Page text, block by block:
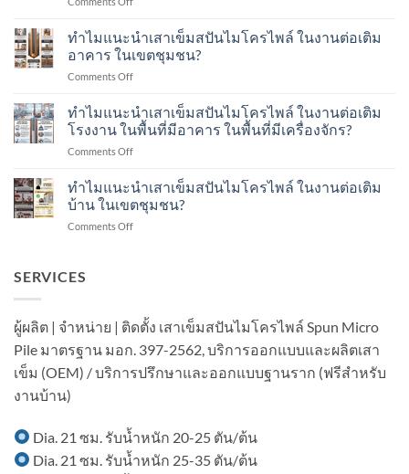
ไมโคร
(Spun
Micro
ใช้
งาน
ทดสอบ
น้ำ
หนัก
Dynamic
Load
ทำ
อย่างไร?
ทำไมแนะนำเสาเข็มสปันไมโครไพล์ ในงานต่อเติม
อาคาร ในเขตชุมชน?
Comments Offon
แนะนำ
เสา
เข็ม
ส
ไมโคร
ไพล์
ชุมชน?
ทำไมแนะนำเสาเข็มสปันไมโครไพล์ ในงานต่อเติม
โรงงาน ในพื้นที่มีอาคาร ในพื้นที่มีเครื่องจักร?
Comments Offon
แนะนำ
เข็ม
ส
ต่อ
โรงงาน
ใน
พื้นที่
มี
ทำไมแนะนำเสาเข็มสปันไมโครไพล์ ในงานต่อเติม
บ้าน ในเขตชุมชน?
Comments Offon
ปัน
ไมโคร
ไพล์
งาน
ใน
เขต
SERVICES
ผู้ผลิต | จำหน่าย | ติดตั้ง เสาเข็มสปันไมโครไพล์ Spun Micro
Pile มาตรฐาน มอก. 397-2562, บริการออกแบบและผลิตเสา
เข็ม (OEM) / บริการปรึกษาและออกแบบฐานราก (ฟรีสำหรับ
งานบ้าน)
Dia. 21 ซม. รับน้ำหนัก 20-25 ตัน/ต้น
Dia. 21 ซม. รับน้ำหนัก 25-35 ตัน/ต้น